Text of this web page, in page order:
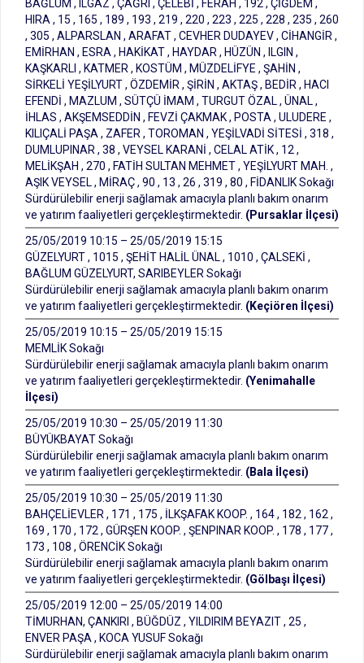
BAĞLUM , ILGAZ , ÇAĞRI , ÇELEBİ , FERAH , 192 , ÇİĞDEM ,
HIRA , 15 , 165 , 189 , 193 , 219 , 220 , 223 , 225 , 228 , 235 , 260
, 305 , ALPARSLAN , ARAFAT , CEVHER DUDAYEV , CİHANGİR ,
EMİRHAN , ESRA , HAKİKAT , HAYDAR , HÜZÜN , ILGIN ,
KAŞKARLI , KATMER , KOSTÜM , MÜZDELİFYE , ŞAHİN ,
SİRKELİ YEŞİLYURT , ÖZDEMİR , ŞİRİN , AKTAŞ , BEDİR , HACI
EFENDİ , MAZLUM , SÜTÇÜ İMAM , TURGUT ÖZAL , ÜNAL ,
İHLAS , AKŞEMSEDDİN , FEVZİ ÇAKMAK , POSTA , ULUDERE ,
KILIÇALİ PAŞA , ZAFER , TOROMAN , YEŞİLVADİ SİTESİ , 318 ,
DUMLUPINAR , 38 , VEYSEL KARANİ , CELAL ATİK , 12 ,
MELİKŞAH , 270 , FATİH SULTAN MEHMET , YEŞİLYURT MAH. ,
AŞIK VEYSEL , MİRAÇ , 90 , 13 , 26 , 319 , 80 , FİDANLIK Sokağı
Sürdürülebilir enerji sağlamak amacıyla planlı bakım onarım
ve yatırım faaliyetleri gerçekleştirmektedir. (Pursaklar İlçesi)
25/05/2019 10:15 – 25/05/2019 15:15
GÜZELYURT , 1015 , ŞEHİT HALİL ÜNAL , 1010 , ÇALSEKİ ,
BAĞLUM GÜZELYURT, SARIBEYLER Sokağı
Sürdürülebilir enerji sağlamak amacıyla planlı bakım onarım
ve yatırım faaliyetleri gerçekleştirmektedir. (Keçiören İlçesi)
25/05/2019 10:15 – 25/05/2019 15:15
MEMLİK Sokağı
Sürdürülebilir enerji sağlamak amacıyla planlı bakım onarım
ve yatırım faaliyetleri gerçekleştirmektedir. (Yenimahalle
İlçesi)
25/05/2019 10:30 – 25/05/2019 11:30
BÜYÜKBAYAT Sokağı
Sürdürülebilir enerji sağlamak amacıyla planlı bakım onarım
ve yatırım faaliyetleri gerçekleştirmektedir. (Bala İlçesi)
25/05/2019 10:30 – 25/05/2019 11:30
BAHÇELİEVLER , 171 , 175 , İLKŞAFAK KOOP. , 164 , 182 , 162 ,
169 , 170 , 172 , GÜRŞEN KOOP. , ŞENPINAR KOOP. , 178 , 177 ,
173 , 108 , ÖRENCİK Sokağı
Sürdürülebilir enerji sağlamak amacıyla planlı bakım onarım
ve yatırım faaliyetleri gerçekleştirmektedir. (Gölbaşı İlçesi)
25/05/2019 12:00 – 25/05/2019 14:00
TİMURHAN, ÇANKIRI , BÜĞDÜZ , YILDIRIM BEYAZIT , 25 ,
ENVER PAŞA , KOCA YUSUF Sokağı
Sürdürülebilir enerji sağlamak amacıyla planlı bakım onarım